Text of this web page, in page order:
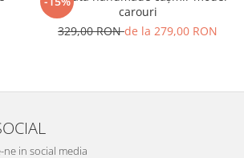
carouri
329,00 RONde la 279,00 RON
ne in social media